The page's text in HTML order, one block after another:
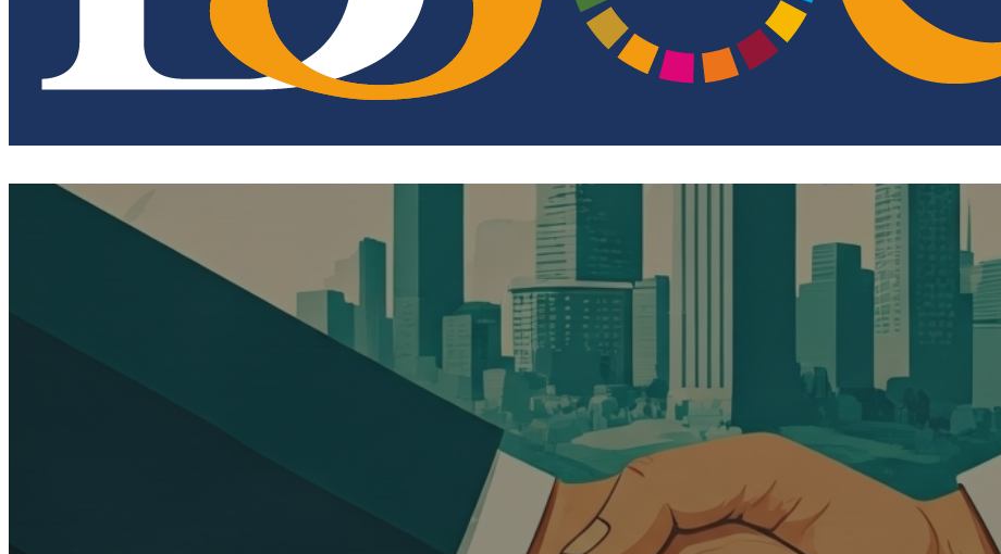
ENTIDADES SOCIALES CON ESTRATEGIA Y
PROPÓSITO: EL MODELO